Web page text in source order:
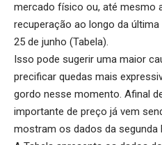
mercado físico ou, até mesmo
recuperação ao longo da
25 de junho (Tabela).
Isso pode sugerir uma maior
precificar quedas mais
gordo nesse momento. Afinal
importante de preço já vem
mostram os dados da segunda